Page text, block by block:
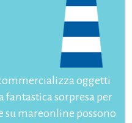
oggetti
fantastica sorpresa per
su mareonline possono